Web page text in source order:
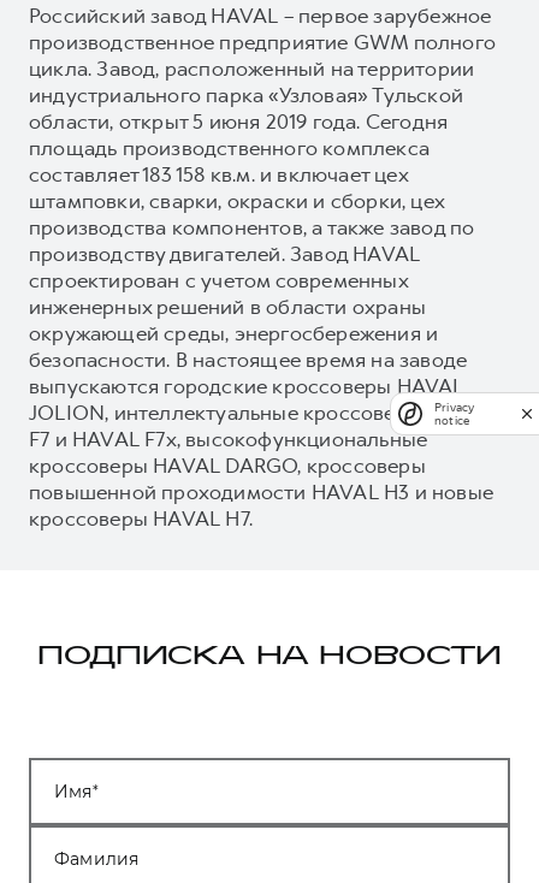
Российский завод HAVAL – первое зарубежное
производственное предприятие GWM полного
цикла. Завод, расположенный на территории
индустриального парка «Узловая» Тульской
области, открыт 5 июня 2019 года. Сегодня
площадь производственного комплекса
составляет 183 158 кв.м. и включает цех
штамповки, сварки, окраски и сборки, цех
производства компонентов, а также завод по
производству двигателей. Завод HAVAL
спроектирован с учетом современных
инженерных решений в области охраны
окружающей среды, энергосбережения и
безопасности. В настоящее время на заводе
выпускаются городские кроссоверы HAVAL
JOLION, интеллектуальные кроссоверы HAVAL
F7 и HAVAL F7x, высокофункциональные
кроссоверы HAVAL DARGO, кроссоверы
повышенной проходимости HAVAL H3 и новые
кроссоверы HAVAL H7.
ПОДПИСКА НА НОВОСТИ
Имя
Фамилия
Privacy
notice